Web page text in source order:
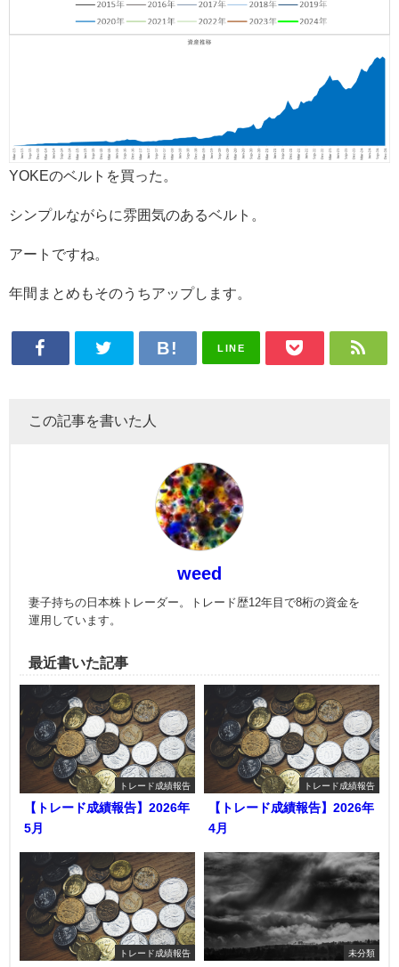
YOKEのベルトを買った。
シンプルながらに雰囲気のあるベルト。
アートですね。
年間まとめもそのうちアップします。
LINE
この記事を書いた人
weed
妻子持ちの日本株トレーダー。トレード歴12年目で8桁の資金を
運用しています。
最近書いた記事
トレード成績報告
【トレード成績報告】2026年
5月
トレード成績報告
【トレード成績報告】2026年
4月
トレード成績報告 未分類